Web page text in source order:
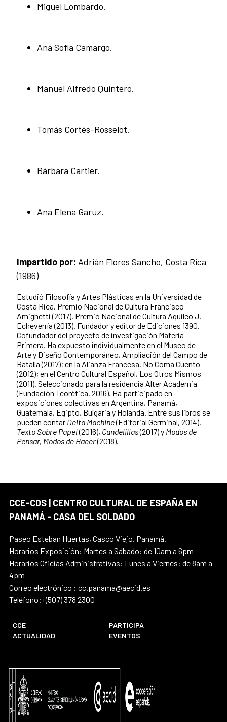
Miguel Lombardo.
Ana Sofía Camargo.
Manuel Alfredo Quintero.
Tomás Cortés-Rosselot.
Bárbara Cartier.
Ana Elena Garuz.
Impartido por: Adrián Flores Sancho, Costa Rica
(1986)
Estudió Filosofía y Artes Plásticas en la Universidad de
Costa Rica. Premio Nacional de Cultura Francisco
Amighetti (2017). Premio Nacional de Cultura Aquileo J.
Echeverría (2013). Fundador y editor de Ediciones 1390.
Cofundador del proyecto de investigación Materia
Primera. Ha expuesto individualmente en el Museo de
Arte y Diseño Contemporáneo, Ampliación del Campo de
Batalla (2017); en la Alianza Francesa, No Coma Cuento
(2012); en el Centro Cultural Español, Los Otros Mismos
(2011). Seleccionado para la residencia Alter Academia
(Fundación Teorética, 2016). Ha participado en
exposiciones colectivas en Argentina, Panamá,
Guatemala, Egipto, Bulgaria y Holanda. Entre sus libros se
pueden contar Delta Machine(Editorial Germinal, 2014),
Texto Sobre Papel(2016), Candelillas(2017) y Modos de
Pensar, Modos de Hacer(2018).
CCE-CDS | CENTRO CULTURAL DE ESPAÑA EN
PANAMÁ - CASA DEL SOLDADO
Paseo Esteban Huertas, Casco Viejo. Panamá.
Horarios Exposición: Martes a Sábado: de 10am a 6pm
Horarios Oficias Administrativas: Lunes a Viernes: de 8am a
4pm
Correo electrónico : cc.panama@aecid.es
Teléfono:+(507) 378 2300
CCE
PARTICIPA
ACTUALIDAD
EVENTOS